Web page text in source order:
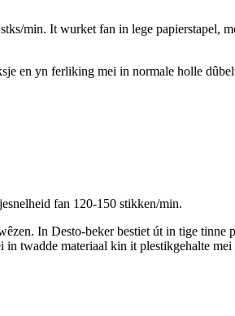
min. It wurket fan in lege papierstapel,
en yn ferliking mei in normale holle
fan 120-150 stikken/min.
In Desto-beker bestiet út in tige tinne
twadde materiaal kin it plestikgehalte